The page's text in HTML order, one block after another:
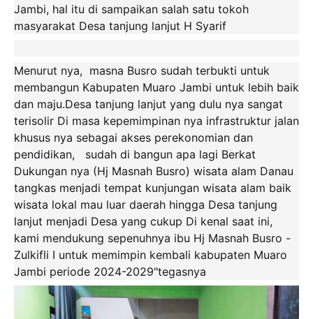
Jambi, hal itu di sampaikan salah satu tokoh
masyarakat Desa tanjung lanjut H Syarif
Menurut nya, masna Busro sudah terbukti untuk
membangun Kabupaten Muaro Jambi untuk lebih baik
dan maju.Desa tanjung lanjut yang dulu nya sangat
terisolir Di masa kepemimpinan nya infrastruktur jalan
khusus nya sebagai akses perekonomian dan
pendidikan, sudah di bangun apa lagi Berkat
Dukungan nya (Hj Masnah Busro) wisata alam Danau
tangkas menjadi tempat kunjungan wisata alam baik
wisata lokal mau luar daerah hingga Desa tanjung
lanjut menjadi Desa yang cukup Di kenal saat ini,
kami mendukung sepenuhnya ibu Hj Masnah Busro -
Zulkifli I untuk memimpin kembali kabupaten Muaro
Jambi periode 2024-2029"tegasnya